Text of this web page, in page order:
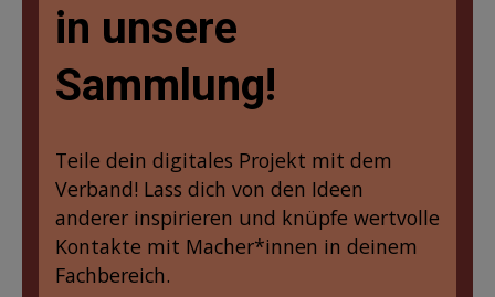
in unsere
Sammlung!
Teile dein digitales Projekt mit dem
Verband! Lass dich von den Ideen
anderer inspirieren und knüpfe wertvolle
Kontakte mit Macher*innen in deinem
Fachbereich.